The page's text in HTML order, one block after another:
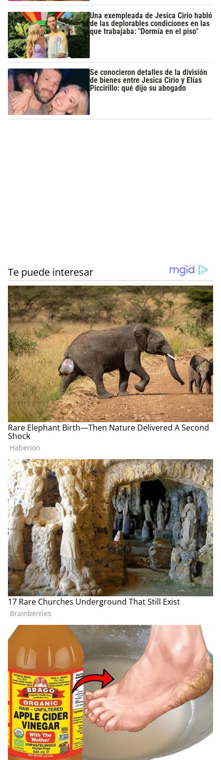
Una exempleada de Jesica Cirio habló
de las deplorables condiciones en las
que trabajaba: "Dormía en el piso"
Se conocieron detalles de la división
de bienes entre Jesica Cirio y Elías
Piccirillo: qué dijo su abogado